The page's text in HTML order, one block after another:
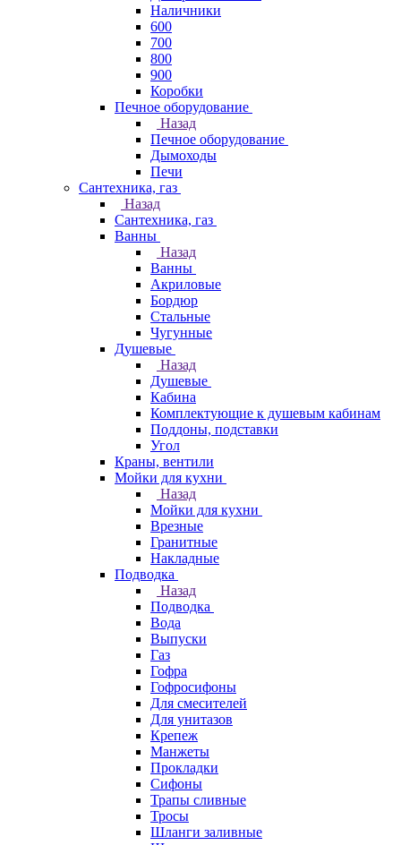
Наличники
600
700
800
900
Коробки
Печное оборудование
Назад
Печное оборудование
Дымоходы
Печи
Сантехника, газ
Назад
Сантехника, газ
Ванны
Назад
Ванны
Акриловые
Бордюр
Стальные
Чугунные
Душевые
Назад
Душевые
Кабина
Комплектующие к душевым кабинам
Поддоны, подставки
Угол
Краны, вентили
Мойки для кухни
Назад
Мойки для кухни
Врезные
Гранитные
Накладные
Подводка
Назад
Подводка
Вода
Выпуски
Газ
Гофра
Гофросифоны
Для смесителей
Для унитазов
Крепеж
Манжеты
Прокладки
Сифоны
Трапы сливные
Тросы
Шланги заливные